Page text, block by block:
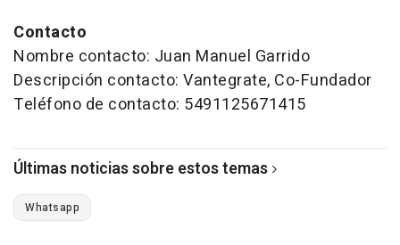
Contacto
Nombre contacto: Juan Manuel Garrido
Descripción contacto: Vantegrate, Co-Fundador
Teléfono de contacto: 5491125671415
Últimas noticias sobre estos temas
Whatsapp